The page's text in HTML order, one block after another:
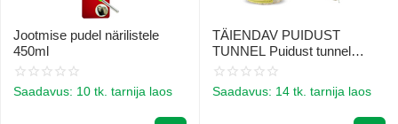
Jootmise pudel närilistele
450ml
Saadavus: 10 tk. tarnija laos
TÄIENDAV PUIDUST
TUNNEL Puidust tunnel
seinanibujatega - suurus L 1tk
Saadavus: 14 tk. tarnija laos